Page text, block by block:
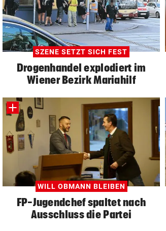
SZENE SETZT SICH FEST
Drogenhandel explodiert im
Wiener Bezirk Mariahilf
WILL OBMANN BLEIBEN
FP-Jugendchef spaltet nach
Ausschluss die Partei